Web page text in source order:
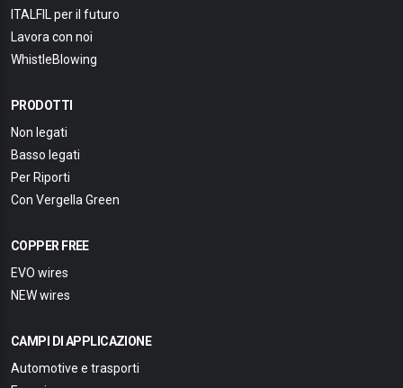
ITALFIL per il futuro
Lavora con noi
WhistleBlowing
PRODOTTI
Non legati
Basso legati
Per Riporti
Con Vergella Green
COPPER FREE
EVO wires
NEW wires
CAMPI DI APPLICAZIONE
Automotive e trasporti